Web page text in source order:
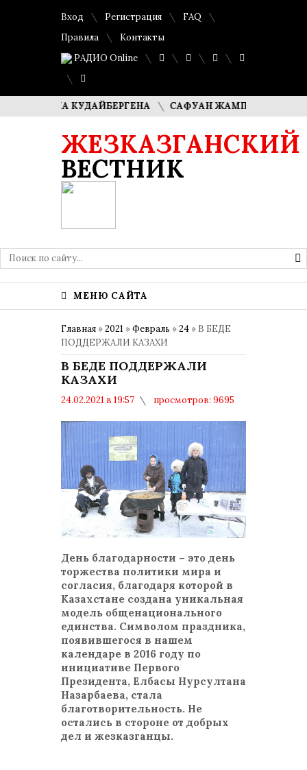
Вход Регистрация
FAQ
Правила
Контакты
РАДИО Online
КУДАЙБЕРГЕНА САФУАН ЖАМПЕИСОВ: «МЫ
ЖЕЗКАЗГАНСКИЙ
ВЕСТНИК
МЕНЮ САЙТА
Главная »2021 »Февраль »24 » В БЕДЕ
ПОДДЕРЖАЛИ КАЗАХИ
В БЕДЕ ПОДДЕРЖАЛИ
КАЗАХИ
24.02.2021 в 19:57
просмотров: 9695
1 МАРТА – ДЕНЬ БЛАГОДАРНОСТИ
День благодарности – это день
торжества политики мира и
согласия, благодаря которой в
Казахстане создана уникальная
модель общенационального
единства. Символом праздника,
появившегося в нашем
календаре в 2016 году по
инициативе Первого
Президента, Елбасы Нурсултана
Назарбаева, стала
благотворительность. Не
остались в стороне от добрых
дел и жезказганцы.